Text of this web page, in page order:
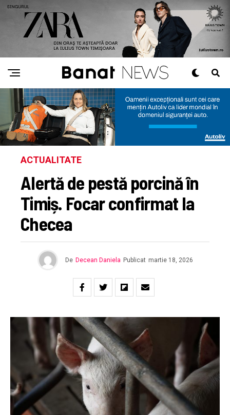
ACTUALITATE
Alertă de pestă porcină în
Timiș. Focar confirmat la
Checea
De Decean Daniela Publicat martie 18, 2026